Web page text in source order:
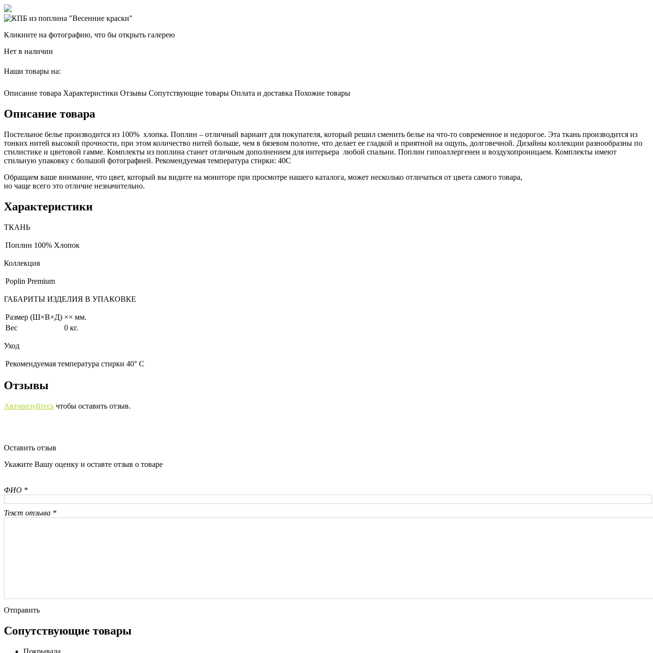
Кликните на фотографию, что бы открыть галерею
Нет в наличии
Наши товары на:
Описание товара Характеристики Отзывы Сопутствующие товары Оплата и доставка Похожие товары
Описание товара
Постельное белье производится из 100% хлопка. Поплин – отличный вариант для покупателя, который решил сменить белье на что-то современное и недорогое. Эта ткань производится из
тонких нитей высокой прочности, при этом количество нитей больше, чем в бязевом полотне, что делает ее гладкой и приятной на ощупь, долговечной. Дизайны коллекции разнообразны по
стилистике и цветовой гамме. Комплекты из поплина станет отличным дополнением для интерьера любой спальни. Поплин гипоаллергенен и воздухопроницаем. Комплекты имеют
стильную упаковку с большой фотографией. Рекомендуемая температура стирки: 40С
Обращаем ваше внимание, что цвет, который вы видите на мониторе при просмотре нашего каталога, может несколько отличаться от цвета самого товара,
но чаще всего это отличие незначительно.
Характеристики
ТКАНЬ
Поплин 100% Хлопок
Коллекция
Poplin Premium
ГАБАРИТЫ ИЗДЕЛИЯ В УПАКОВКЕ
Размер (Ш×В×Д) ×× мм.
Вес
0 кг.
Уход
Рекомендуемая температура стирки 40° С
Отзывы
Авторизуйтесь чтобы оставить отзыв.
Оставить отзыв
Укажите Вашу оценку и оставте отзыв о товаре
ФИО *
Текст отзыва *
Отправить
Сопутствующие товары